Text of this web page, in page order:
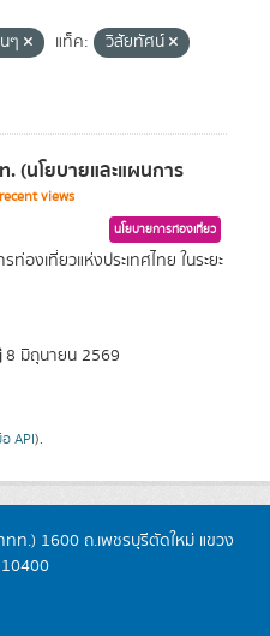
ๆ แท็ค:
วิสัยทัศน์
(นโยบายและแผนการ
views
นโยบายการท่องเที่ยว
องเที่ยวแห่งประเทศไทย ในระยะ
8 มิถุนายน 2569
API).
ทท.) 1600 ถ.เพชรบุรีตัดใหม่ แขวง
10400